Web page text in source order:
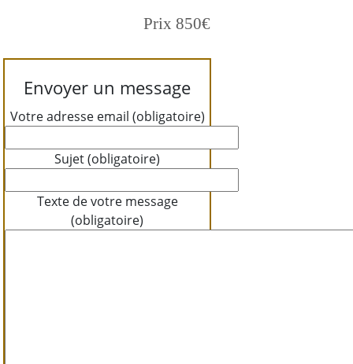
Prix 850€
Envoyer un message
Votre adresse email (obligatoire)
Sujet (obligatoire)
Texte de votre message
(obligatoire)